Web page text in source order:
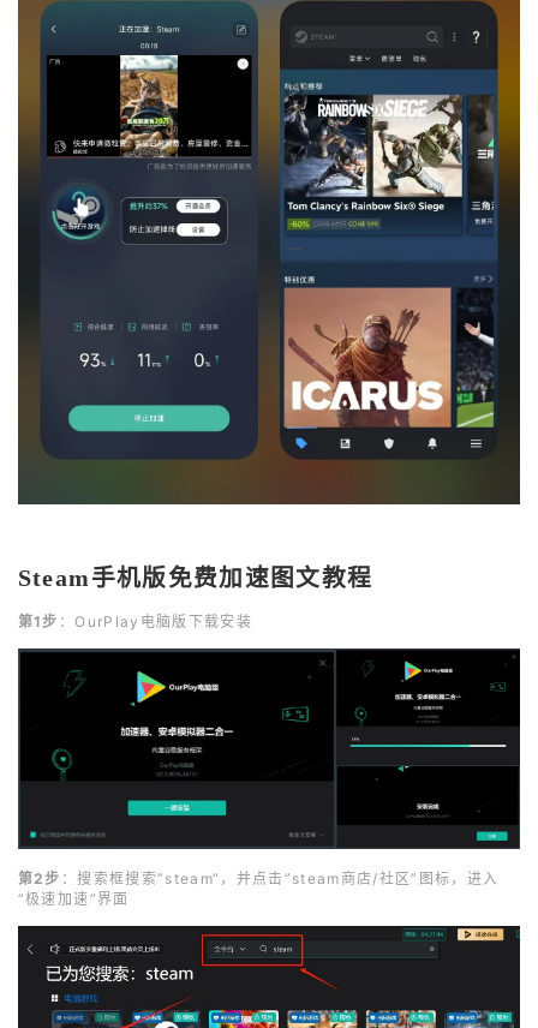
Steam手机版免费加速图文教程
第1步 ：OurPlay电脑版下载安装
第2步 ：搜索框搜索”steam“，并点击”steam商店/社区”图标，进入
“极速加速”界面